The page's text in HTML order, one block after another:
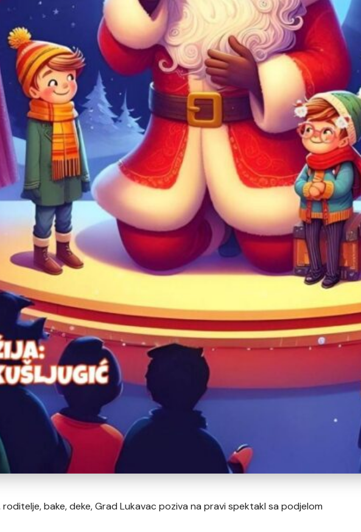
roditelje, bake, deke, Grad Lukavac poziva na pravi spektakl sa podjelom